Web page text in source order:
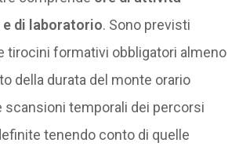
di laboratorio. Sono previsti
tirocini formativi obbligatori almeno
della durata del monte orario
scansioni temporali dei percorsi
tenendo conto di quelle